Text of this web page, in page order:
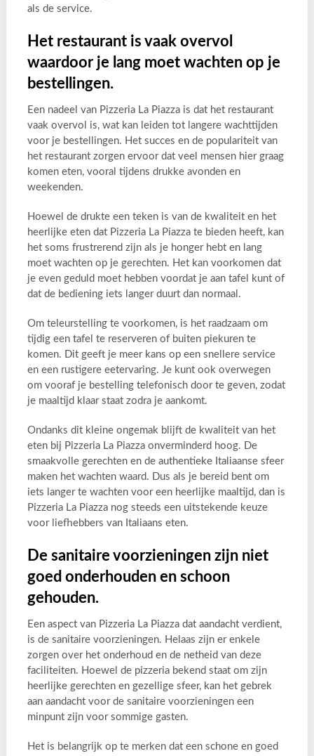
als de service.
Het restaurant is vaak overvol
waardoor je lang moet wachten op je
bestellingen.
Een nadeel van Pizzeria La Piazza is dat het restaurant
vaak overvol is, wat kan leiden tot langere wachttijden
voor je bestellingen. Het succes en de populariteit van
het restaurant zorgen ervoor dat veel mensen hier graag
komen eten, vooral tijdens drukke avonden en
weekenden.
Hoewel de drukte een teken is van de kwaliteit en het
heerlijke eten dat Pizzeria La Piazza te bieden heeft, kan
het soms frustrerend zijn als je honger hebt en lang
moet wachten op je gerechten. Het kan voorkomen dat
je even geduld moet hebben voordat je aan tafel kunt of
dat de bediening iets langer duurt dan normaal.
Om teleurstelling te voorkomen, is het raadzaam om
tijdig een tafel te reserveren of buiten piekuren te
komen. Dit geeft je meer kans op een snellere service
en een rustigere eetervaring. Je kunt ook overwegen
om vooraf je bestelling telefonisch door te geven, zodat
je maaltijd klaar staat zodra je aankomt.
Ondanks dit kleine ongemak blijft de kwaliteit van het
eten bij Pizzeria La Piazza onverminderd hoog. De
smaakvolle gerechten en de authentieke Italiaanse sfeer
maken het wachten waard. Dus als je bereid bent om
iets langer te wachten voor een heerlijke maaltijd, dan is
Pizzeria La Piazza nog steeds een uitstekende keuze
voor liefhebbers van Italiaans eten.
De sanitaire voorzieningen zijn niet
goed onderhouden en schoon
gehouden.
Een aspect van Pizzeria La Piazza dat aandacht verdient,
is de sanitaire voorzieningen. Helaas zijn er enkele
zorgen over het onderhoud en de netheid van deze
faciliteiten. Hoewel de pizzeria bekend staat om zijn
heerlijke gerechten en gezellige sfeer, kan het gebrek
aan aandacht voor de sanitaire voorzieningen een
minpunt zijn voor sommige gasten.
Het is belangrijk op te merken dat een schone en goed